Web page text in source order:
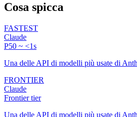
Cosa spicca
FASTEST
Claude
P50 ~ <1s
Una delle API di modelli più usate di
FRONTIER
Claude
Frontier tier
Una delle API di modelli più usate di